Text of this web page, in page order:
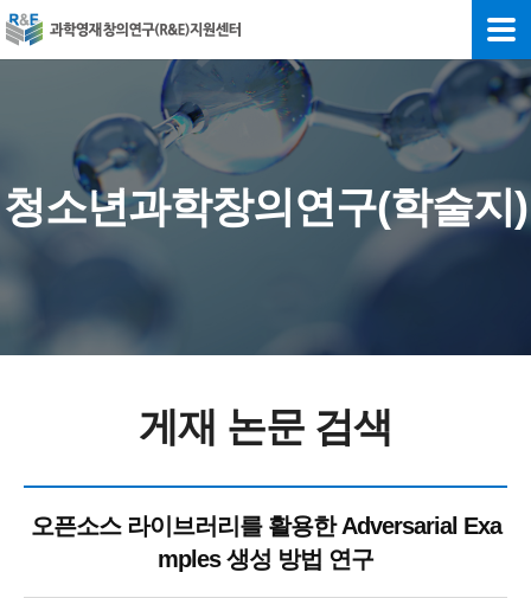
청소년과학창의연구(학술지)
게재 논문 검색
오픈소스 라이브러리를 활용한 Adversarial Exa
mples 생성 방법 연구